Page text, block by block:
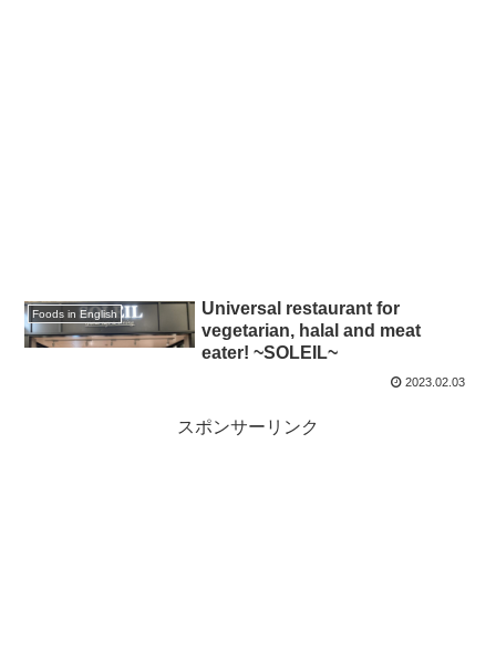
Foods in English
Universal restaurant for
vegetarian, halal and meat
eater! ~SOLEIL~
2023.02.03
スポンサーリンク